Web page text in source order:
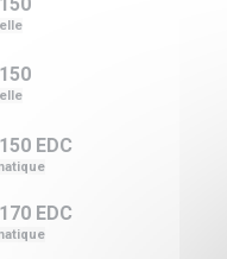
EDC
EDC